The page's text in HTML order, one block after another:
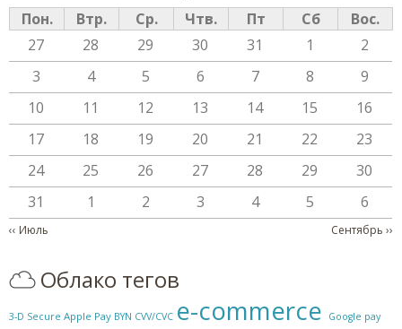
Пон.
Втр. Ср. Чтв. Пт Сб
Вос.
27
28 29 30 31 1
2
3
4 5 6 7 8
9
10
11 12 13 14 15
16
17
18 19 20 21 22
23
24
25 26 27 28 29
30
31
1 2 3 4 5 6
Нумерация страниц
‹‹ Июль Сентябрь ››
Облако тегов
3-D Secure Apple Pay BYN CVV/CVC e-commerce
Google pay